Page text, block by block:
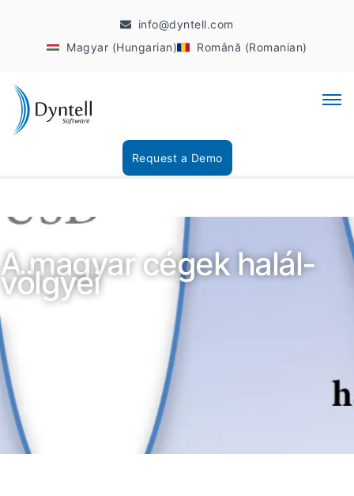
info@dyntell.com
Magyar (Hungarian)
Română (Romanian)
Request a Demo
A magyar cégek halál-
völgyei